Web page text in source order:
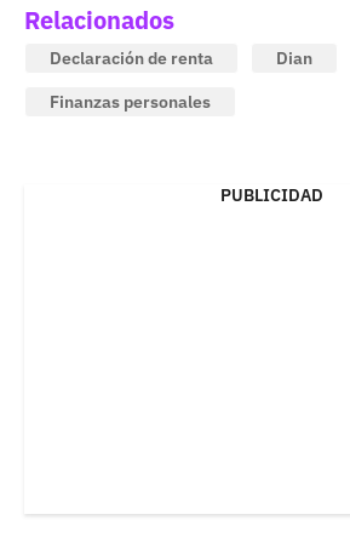
Relacionados
Declaración de renta
Dian
Finanzas personales
PUBLICIDAD